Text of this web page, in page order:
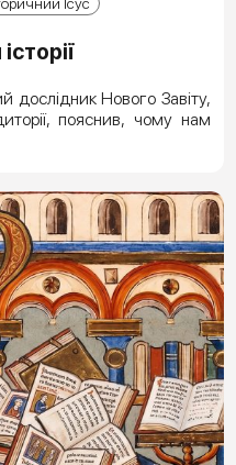
дослідник Нового Завіту,
пояснив, чому нам